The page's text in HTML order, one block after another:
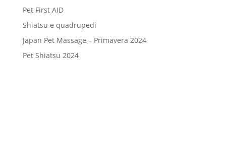
Pet First AID
Shiatsu e quadrupedi
Japan Pet Massage – Primavera 2024
Pet Shiatsu 2024